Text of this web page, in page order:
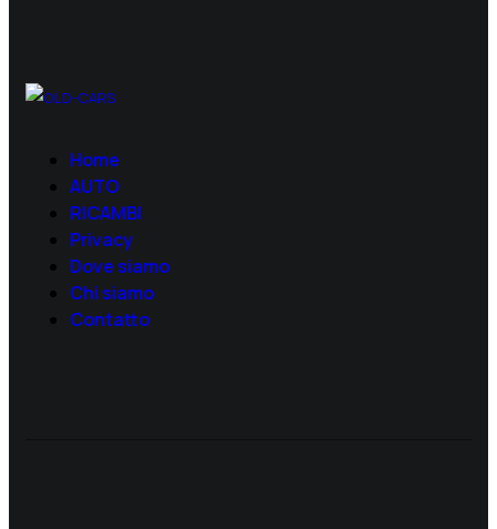
Home
AUTO
RICAMBI
Privacy
Dove siamo
Chi siamo
Contatto